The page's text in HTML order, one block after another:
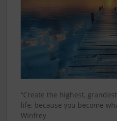
“Create the highest,
life, because you become
Winfrey